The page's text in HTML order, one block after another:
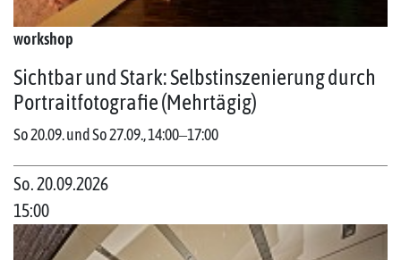
workshop
Sichtbar und Stark: Selbstinszenierung durch
Portraitfotografie (Mehrtägig)
So 20.09. und So 27.09., 14:00‒17:00
So. 20.09.2026
15:00